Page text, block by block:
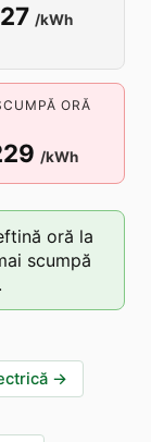
/kWh
ORĂ
/kWh
oră la
scumpă
→